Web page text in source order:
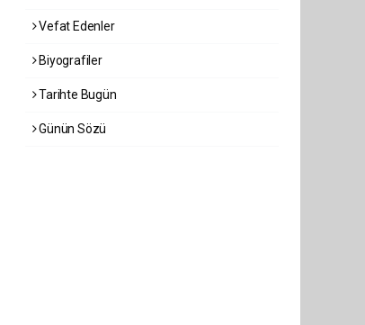
Vefat Edenler
Biyografiler
Tarihte Bugün
Günün Sözü